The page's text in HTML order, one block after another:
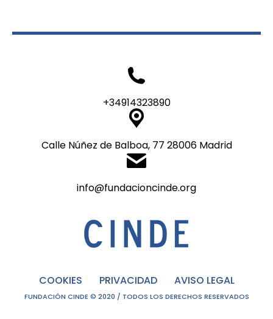
+34914323890
Calle Núñez de Balboa, 77 28006 Madrid
info@fundacioncinde.org
COOKIES PRIVACIDAD AVISO LEGAL
FUNDACIÓN CINDE © 2020 / TODOS LOS DERECHOS RESERVADOS